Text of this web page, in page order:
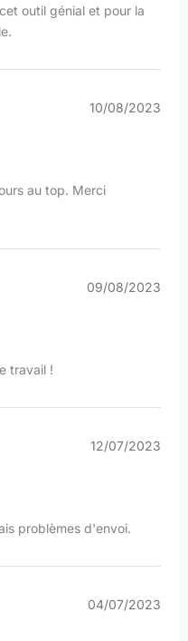
outil génial et pour la
10/08/2023
au top. Merci
09/08/2023
travail !
12/07/2023
problèmes d'envoi.
04/07/2023